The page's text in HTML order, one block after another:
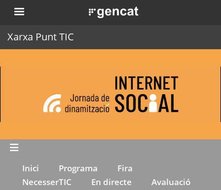
Vés
al
. Obre en una nova finestra.
Xarxa Punt TIC
Inici Programa
Fira
NecesserTIC
En directe Avaluació